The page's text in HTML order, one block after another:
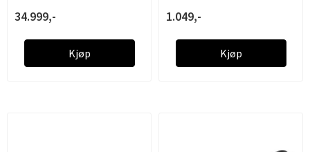
34.999,-
Kjøp
1.049,-
Kjøp